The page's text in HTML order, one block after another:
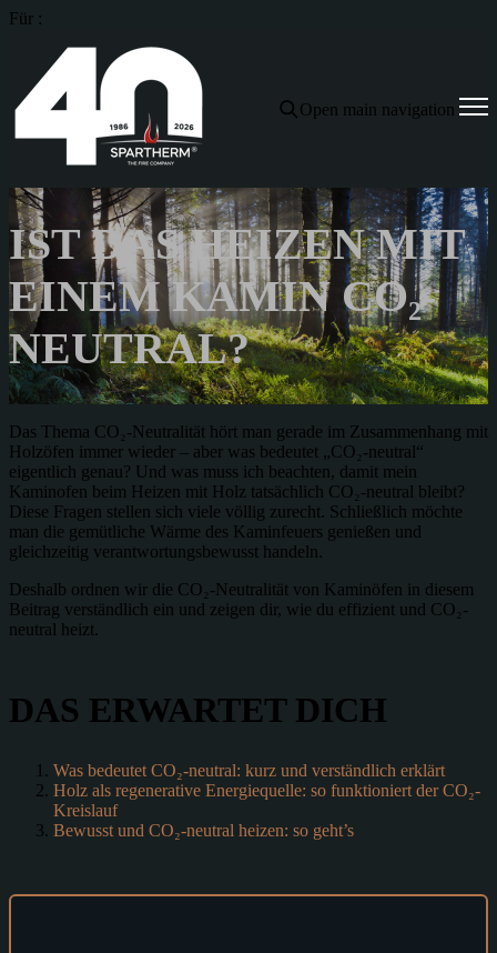
Für :
Open main navigation
IST DAS HEIZEN MIT
EINEM KAMIN CO₂-
NEUTRAL?
Das Thema CO₂-Neutralität hört man gerade im Zusammenhang mit
Holzöfen immer wieder – aber was bedeutet „CO₂-neutral“
eigentlich genau? Und was muss ich beachten, damit mein
Kaminofen beim Heizen mit Holz tatsächlich CO₂-neutral bleibt?
Diese Fragen stellen sich viele völlig zurecht. Schließlich möchte
man die gemütliche Wärme des Kaminfeuers genießen und
gleichzeitig verantwortungsbewusst handeln.
Deshalb ordnen wir die CO₂-Neutralität von Kaminöfen in diesem
Beitrag verständlich ein und zeigen dir, wie du effizient und CO₂-
neutral heizt.
DAS ERWARTET DICH
Was bedeutet CO₂-neutral: kurz und verständlich erklärt
Holz als regenerative Energiequelle: so funktioniert der CO₂-
Kreislauf
Bewusst und CO₂-neutral heizen: so geht’s